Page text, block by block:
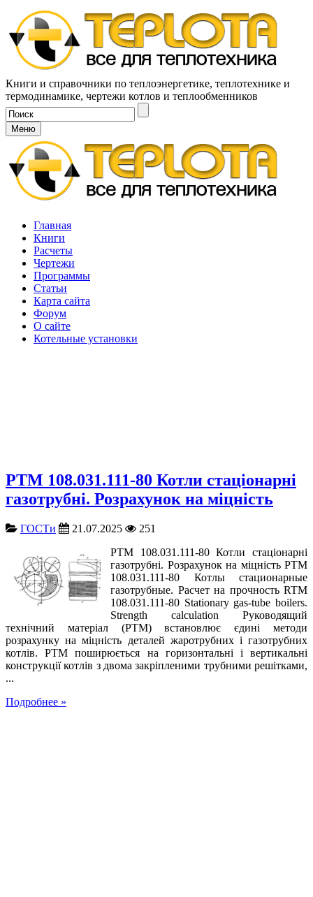
Книги и справочники по теплоэнергетике, теплотехнике и
термодинамике, чертежи котлов и теплообменников
Меню
Главная
Книги
Расчеты
Чертежи
Программы
Статьи
Карта сайта
Форум
О сайте
Котельные установки
РТМ 108.031.111-80 Котли стаціонарні
газотрубні. Розрахунок на міцність
ГОСТи 21.07.2025
251
РТМ 108.031.111-80 Котли стаціонарні
газотрубні. Розрахунок на міцність РТМ
108.031.111-80 Котлы стационарные
газотрубные. Расчет на прочность RTM
108.031.111-80 Stationary gas-tube boilers.
Strength calculation Руководящий
технічний матеріал (РТМ) встановлює єдині методи
розрахунку на міцність деталей жаротрубних і газотрубних
котлів. РТМ поширюється на горизонтальні і вертикальні
конструкції котлів з двома закріпленими трубними решітками,
...
Подробнее »